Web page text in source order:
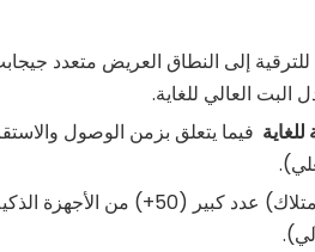
فيما يتعلق بزمن الوصول
لديك (أو تخطط لامتلاك) عدد